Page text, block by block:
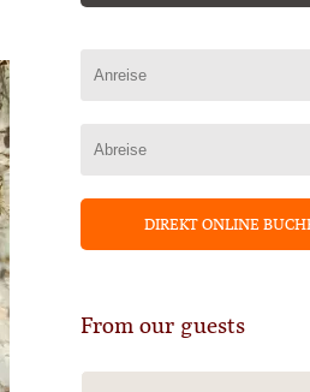
From our guests